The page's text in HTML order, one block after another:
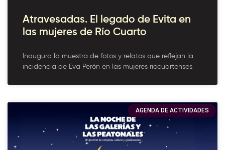
Atravesadas. El legado de Evita en
las mujeres de Río Cuarto
Inaugura la muestra de fotos y relatos que reflejan la
incidencia de Eva Perón en las mujeres riocuartenses
AGENDA DE ACTIVIDADES